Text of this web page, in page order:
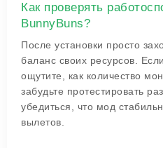
Как проверять
BunnyBuns?
После установки просто
баланс своих ресурсов.
ощутите, как количество
забудьте протестировать
убедиться, что мод
вылетов.